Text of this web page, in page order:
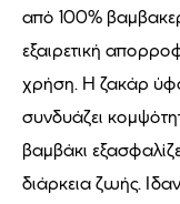
από 100%
εξαιρετική
χρήση. Η ζακάρ
συνδυάζει
βαμβάκι
διάρκεια ζωής.